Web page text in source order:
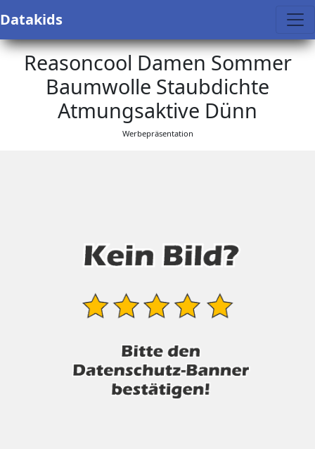
Datakids
Reasoncool Damen Sommer
Baumwolle Staubdichte
Atmungsaktive Dünn
Werbepräsentation